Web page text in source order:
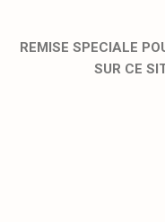
REMISE SPECIALE
SUR CE